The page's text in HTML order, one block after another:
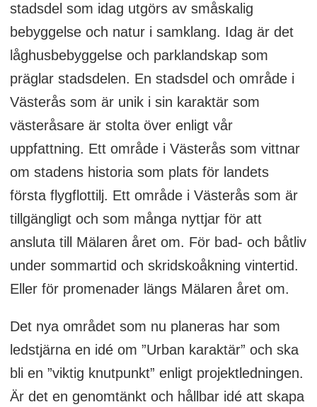
stadsdel som idag utgörs av småskalig
bebyggelse och natur i samklang. Idag är det
låghusbebyggelse och parklandskap som
präglar stadsdelen. En stadsdel och område i
Västerås som är unik i sin karaktär som
västeråsare är stolta över enligt vår
uppfattning. Ett område i Västerås som vittnar
om stadens historia som plats för landets
första flygflottilj. Ett område i Västerås som är
tillgängligt och som många nyttjar för att
ansluta till Mälaren året om. För bad- och båtliv
under sommartid och skridskoåkning vintertid.
Eller för promenader längs Mälaren året om.
Det nya området som nu planeras har som
ledstjärna en idé om ”Urban karaktär” och ska
bli en ”viktig knutpunkt” enligt projektledningen.
Är det en genomtänkt och hållbar idé att skapa